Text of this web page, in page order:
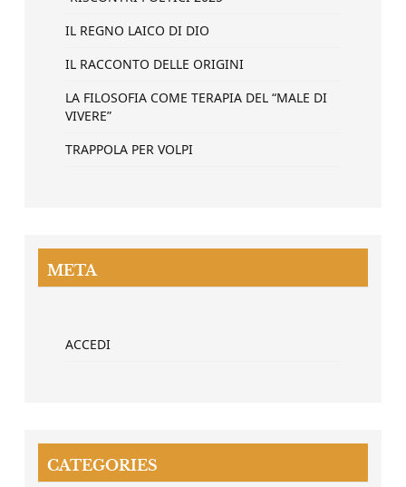
IL REGNO LAICO DI DIO
IL RACCONTO DELLE ORIGINI
LA FILOSOFIA COME TERAPIA DEL “MALE DI
VIVERE”
TRAPPOLA PER VOLPI
META
ACCEDI
CATEGORIES